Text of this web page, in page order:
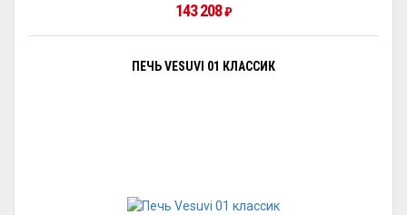
143 208₽
ПЕЧЬ VESUVI 01 КЛАССИК